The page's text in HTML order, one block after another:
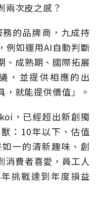
兩次皮之感？
的品牌商，九成持
例如運用AI自動判斷
、成熟期、國際拓展
，並提供相應的出
就能提供價值」。
，已經超出新創獨
：10年以下、估值
一的清新趣味、創
消費者喜愛，員工人
挑戰達到年度損益